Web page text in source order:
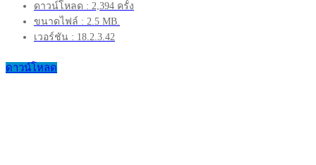
ดาวน์โหลด : 2,394 ครั้ง
ขนาดไฟล์ : 2.5 MB.
เวอร์ชัน : 18.2.3.42
ดาวน์โหลด